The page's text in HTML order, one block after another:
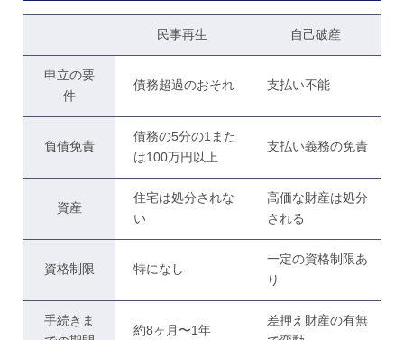
民事再生 自己破産
申立の要
件
債務超過のおそれ 支払い不能
負債免責
債務の5分の1また
は100万円以上
支払い義務の免責
資産
住宅は処分されな
い
高価な財産は処分
される
資格制限 特になし
一定の資格制限あ
り
手続きま
約8ヶ月〜1年
差押え財産の有無